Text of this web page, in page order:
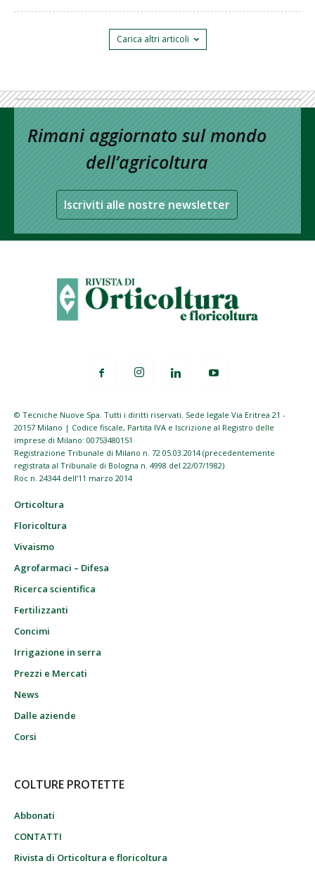
Carica altri articoli
Rimani aggiornato sul mondo
dell’agricoltura
Iscriviti alle nostre newsletter
© Tecniche Nuove Spa. Tutti i diritti riservati. Sede legale Via Eritrea 21 -
20157 Milano | Codice fiscale, Partita IVA e Iscrizione al Registro delle
imprese di Milano: 00753480151
Registrazione Tribunale di Milano n. 72 05.03.2014 (precedentemente
registrata al Tribunale di Bologna n. 4998 del 22/07/1982)
Roc n. 24344 dell’11 marzo 2014
Orticoltura
Floricoltura
Vivaismo
Agrofarmaci – Difesa
Ricerca scientifica
Fertilizzanti
Concimi
Irrigazione in serra
Prezzi e Mercati
News
Dalle aziende
Corsi
COLTURE PROTETTE
Abbonati
CONTATTI
Rivista di Orticoltura e floricoltura